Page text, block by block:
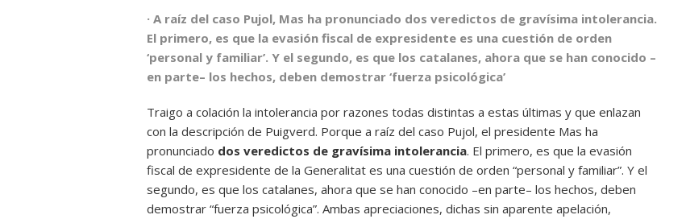
· A raíz del caso Pujol, Mas ha pronunciado dos veredictos de gravísima intolerancia.
El primero, es que la evasión fiscal de expresidente es una cuestión de orden
‘personal y familiar’. Y el segundo, es que los catalanes, ahora que se han conocido –
en parte– los hechos, deben demostrar ‘fuerza psicológica’
Traigo a colación la intolerancia por razones todas distintas a estas últimas y que enlazan
con la descripción de Puigverd. Porque a raíz del caso Pujol, el presidente Mas ha
pronunciado dos veredictos de gravísima intolerancia. El primero, es que la evasión
fiscal de expresidente de la Generalitat es una cuestión de orden “personal y familiar”. Y el
segundo, es que los catalanes, ahora que se han conocido –en parte– los hechos, deben
demostrar “fuerza psicológica”. Ambas apreciaciones, dichas sin aparente apelación,